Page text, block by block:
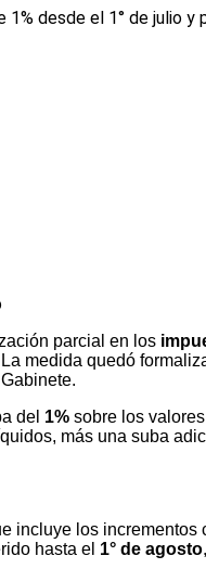
desde el 1° de julio
parcial en los
medida quedó
del 1% sobre los
más una suba
los
hasta el 1° de agosto